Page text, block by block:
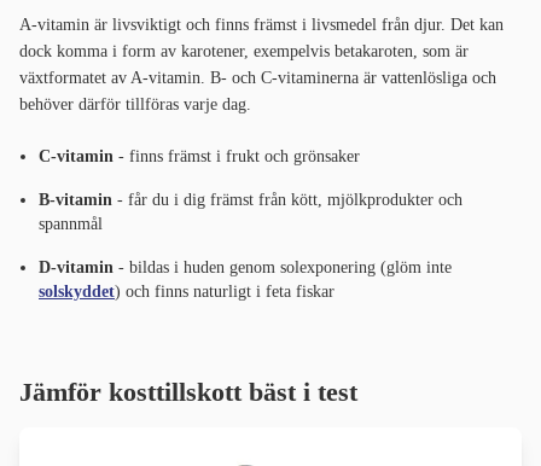
A-vitamin är livsviktigt och finns främst i livsmedel från djur. Det kan
dock komma i form av karotener, exempelvis betakaroten, som är
växtformatet av A-vitamin. B- och C-vitaminerna är vattenlösliga och
behöver därför tillföras varje dag.
C-vitamin - finns främst i frukt och grönsaker
B-vitamin - får du i dig främst från kött, mjölkprodukter och
spannmål
D-vitamin - bildas i huden genom solexponering (glöm inte
solskyddet) och finns naturligt i feta fiskar
Jämför kosttillskott bäst i test